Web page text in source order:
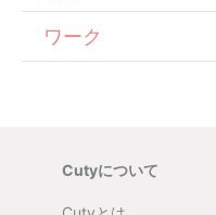
ワーク
Cutyについて